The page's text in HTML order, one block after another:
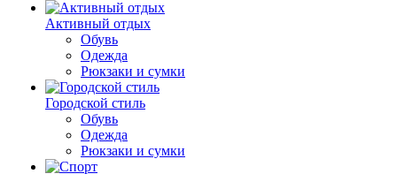
Активный отдых
Обувь
Одежда
Рюкзаки и сумки
Городской стиль
Обувь
Одежда
Рюкзаки и сумки